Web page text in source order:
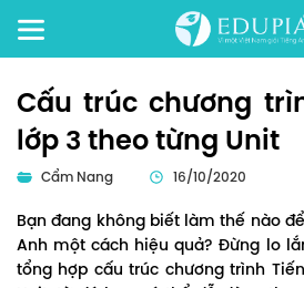
Cấu trúc chương
lớp 3 theo từng Unit
Cẩm Nang 16/10/2020
Bạn đang không biết làm thế nào
Anh một cách hiệu quả? Đừng lo
tổng hợp cấu trúc chương trình